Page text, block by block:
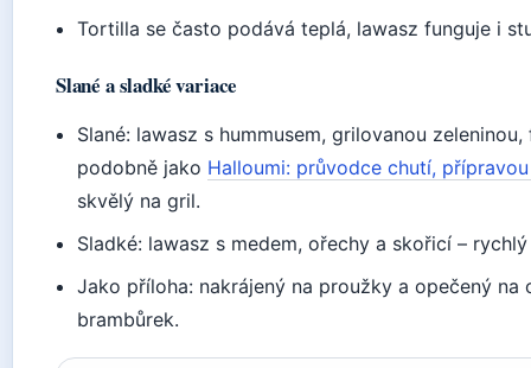
Tortilla se často podává teplá, lawasz funguje i
Slané a sladké variace
Slané: lawasz s hummusem, grilovanou
podobně jako Halloumi: průvodce chutí,
skvělý na gril.
Sladké: lawasz s medem, ořechy a skořicí –
Jako příloha: nakrájený na proužky a opečený na
brambůrek.